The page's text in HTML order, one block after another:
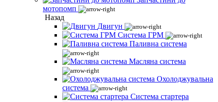
мотопомп
Назад
Двигун
Система ГРМ
Паливна система
Масляна система
Охолоджувальна
система
Система стартера